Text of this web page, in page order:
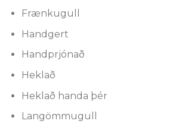
Frænkugull
Handgert
Handprjónað
Heklað
Heklað handa þér
Langömmugull